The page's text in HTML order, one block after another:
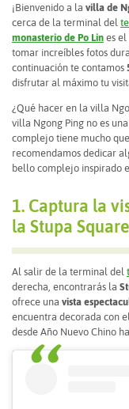
¡Bienvenido a la villa de
cerca de la terminal del
monasterio de Po Lin es
tomar increíbles fotos
continuación te contamos
disfrutar al máximo tu
¿Qué hacer en la villa
villa Ngong Ping no es
complejo tiene mucho
recomendamos dedicar
bello complejo inspirado
1. Captura la
la Stupa Square
Al salir de la terminal del
derecha, encontrarás la
ofrece una vista
encuentra decorada con
desde Año Nuevo Chino